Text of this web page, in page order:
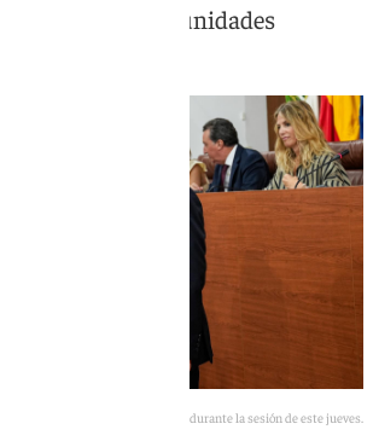
en oras comunidades
Jesús Aguirre, durante la sesión de este jueves.